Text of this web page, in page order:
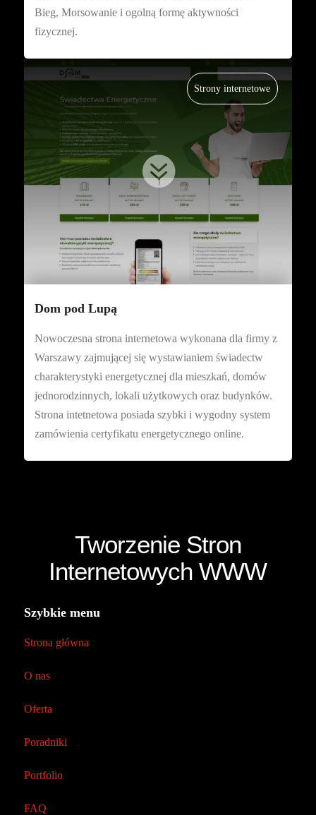
Bieg, Morsowanie i ogolną formę aktywności
fizycznej.
Strony internetowe

Dom pod Lupą
Nowoczesna strona internetowa wykonana dla firmy z
Warszawy zajmującej się wystawianiem świadectw
charakterystyki energetycznej dla mieszkań, domów
jednorodzinnych, lokali użytkowych oraz budynków.
Strona intetnetowa posiada szybki i wygodny system
zamówienia certyfikatu energetycznego online.
Tworzenie Stron
Internetowych WWW
Szybkie menu
Strona główna
O nas
Oferta
Poradniki
Portfolio
FAQ